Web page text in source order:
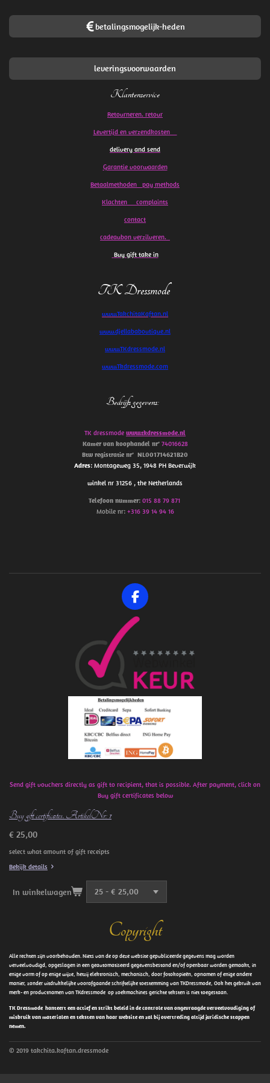
betalingsmogelijk-heden
leveringsvoorwaarden
Klantenservice
Retourneren. retour
Levertijd en verzendkosten
delivery and send
Garantie voorwaarden
Betaalmethoden pay methods
Klachten complaints
contact
cadeaubon verzilveren.
Buy gift take in
TK Dressmode
www.TakchitaKaftan.nl
www.djellababoutique.nl
www.TKdressmode.nl
www.Tkdressmode.com
Bedrijfs gegevens:
TK dressmode www.tkdressmode.nl
Kamer van koophandel nr’ 74016628
Btw registratie nr’ NL001714621B20
Adres: Montageweg 35, 1948 PH Beverwijk
winkel nr 31256 , the Netherlands
Telefoon nummer:015 88 79 871
Mobile nr: +316 39 14 94 16
F
a
c
b
o
k
Send gift vouchers directly as gift to recipient, that is possible. After payment, click on
Buy gift certificates below
Buy gift certificates. ArtikelNr: 1
€ 25,00
select what amount of gift receipts
Bekijk details
In winkelwagen
Copyright
Alle rechten zijn voorbehouden. Niets van de op deze website gepubliceerde gegevens mag worden
verveelvoudigd, opgeslagen in een geautomatiseerd gegevensbestand en/of openbaar worden gemaakt, in
enige vorm of op enige wijze, hetzij elektronisch, mechanisch, door fotokopieën, opnamen of enige andere
manier, zonder uitdrukkelijke voorafgaande schriftelijke toestemming van TKDressmode, Ook het gebruik van
merk- en productnamen van TKdressmode op zoekmachines gerichte teksten is niet toegestaan.
TK Dressmode hanteert een actief en strikt beleid in de controle van ongevraagde verveelvoudiging of
misbruik van materialen en teksten van haar website en zal bij overtreding altijd juridische stappen
nemen.
© 2019 takchita.kaftan.dressmode